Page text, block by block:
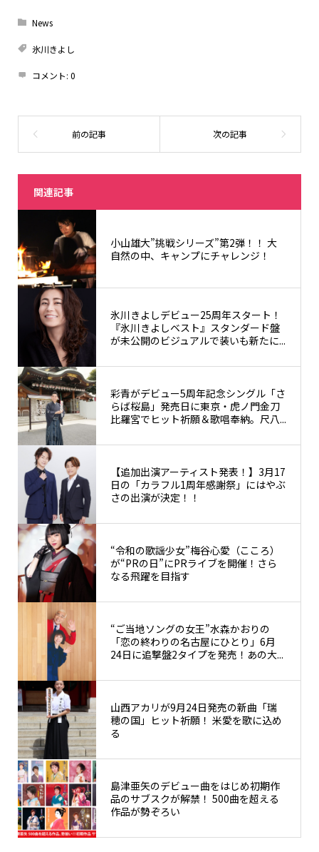
News
氷川きよし
コメント: 0
関連記事
小山雄大”挑戦シリーズ”第2弾！！ 大
自然の中、キャンプにチャレンジ！
氷川きよしデビュー25周年スタート！
『氷川きよしベスト』スタンダード盤
が未公開のビジュアルで装いも新たに...
彩青がデビュー5周年記念シングル「さ
らば桜島」発売日に東京・虎ノ門金刀
比羅宮でヒット祈願＆歌唱奉納。尺八...
【追加出演アーティスト発表！】3月17
日の「カラフル1周年感謝祭」にはやぶ
さの出演が決定！！
“令和の歌謡少女”梅谷心愛（こころ）
が“PRの日”にPRライブを開催！さら
なる飛躍を目指す
“ご当地ソングの女王”水森かおりの
「恋の終わりの名古屋にひとり」6月
24日に追撃盤2タイプを発売！あの大...
山西アカリが9月24日発売の新曲「瑞
穂の国」ヒット祈願！ 米愛を歌に込め
る
島津亜矢のデビュー曲をはじめ初期作
品のサブスクが解禁！ 500曲を超える
作品が勢ぞろい